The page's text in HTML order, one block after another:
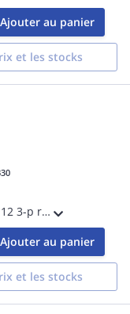
Ajouter au panier
et les stocks
CS-A2-11-G-10 = M12 3-p radial 10m LED
Ajouter au panier
et les stocks